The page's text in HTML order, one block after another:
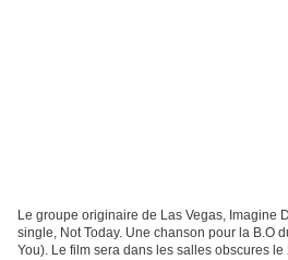
Le groupe originaire de Las Vegas, Imagine
single, Not Today. Une chanson pour la B.O
You). Le film sera dans les salles obscures